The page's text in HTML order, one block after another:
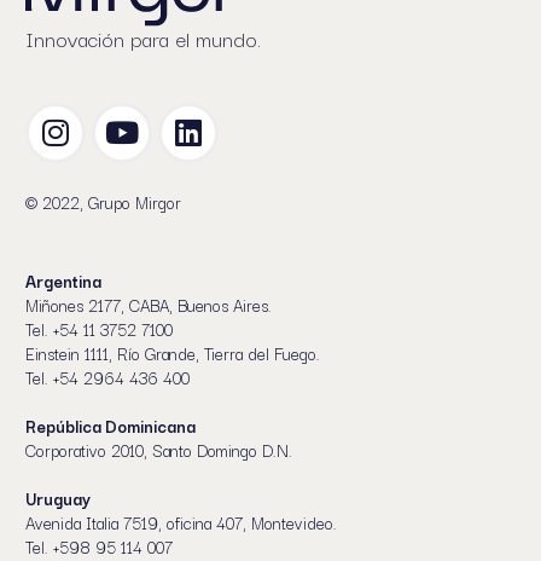
Innovación para el mundo.
© 2022, Grupo Mirgor
Argentina
Miñones 2177, CABA, Buenos Aires.
Tel. +54 11 3752 7100
Einstein 1111, Río Grande, Tierra del Fuego.
Tel. +54 2964 436 400
República Dominicana
Corporativo 2010, Santo Domingo D.N.
Uruguay
Avenida Italia 7519, oficina 407, Montevideo.
Tel. +598 95 114 007